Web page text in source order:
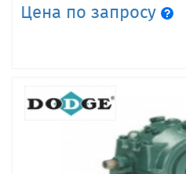
Цена по запросу